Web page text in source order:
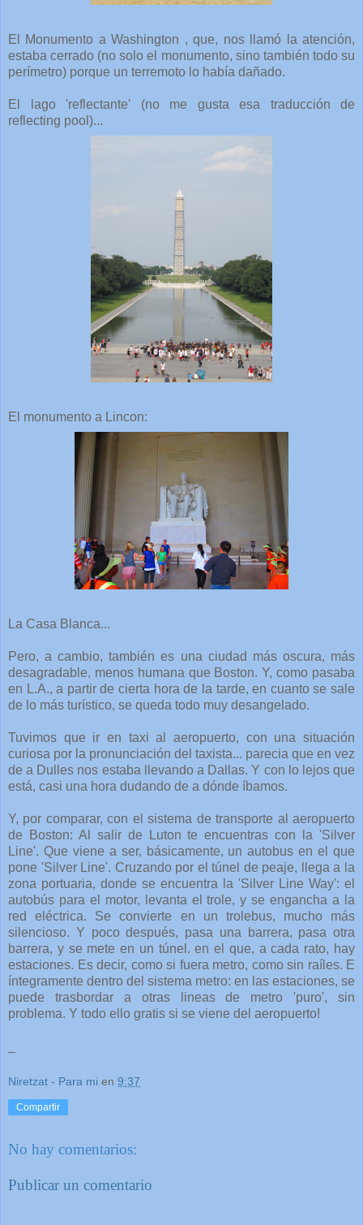
El Monumento a Washington , que, nos llamó la atención,
estaba cerrado (no solo el monumento, sino también todo su
perímetro) porque un terremoto lo había dañado.
El lago 'reflectante' (no me gusta esa traducción de
reflecting pool)...
El monumento a Lincon:
La Casa Blanca...
Pero, a cambio, también es una ciudad más oscura, más
desagradable, menos humana que Boston. Y, como pasaba
en L.A., a partir de cierta hora de la tarde, en cuanto se sale
de lo más turístico, se queda todo muy desangelado.
Tuvimos que ir en taxi al aeropuerto, con una situación
curiosa por la pronunciación del taxista... parecia que en vez
de a Dulles nos estaba llevando a Dallas. Y con lo lejos que
está, casi una hora dudando de a dónde íbamos.
Y, por comparar, con el sistema de transporte al aeropuerto
de Boston: Al salir de Luton te encuentras con la 'Silver
Line'. Que viene a ser, básicamente, un autobus en el que
pone 'Silver Line'. Cruzando por el túnel de peaje, llega a la
zona portuaria, donde se encuentra la 'Silver Line Way': el
autobús para el motor, levanta el trole, y se engancha a la
red eléctrica. Se convierte en un trolebus, mucho más
silencioso. Y poco después, pasa una barrera, pasa otra
barrera, y se mete en un túnel. en el que, a cada rato, hay
estaciones. Es decir, como si fuera metro, como sin raíles. E
íntegramente dentro del sistema metro: en las estaciones, se
puede trasbordar a otras lineas de metro 'puro', sin
problema. Y todo ello gratis si se viene del aeropuerto!
Niretzat - Para mi en 9:37
Compartir
No hay comentarios:
Publicar un comentario